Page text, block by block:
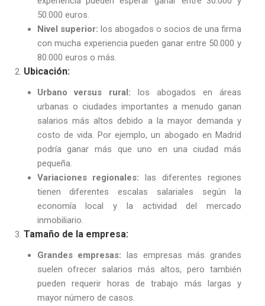
50.000 euros.
Nivel superior: los abogados o socios de una firma
con mucha experiencia pueden ganar entre 50.000 y
80.000 euros o más.
Ubicación:
Urbano versus rural: los abogados en áreas
urbanas o ciudades importantes a menudo ganan
salarios más altos debido a la mayor demanda y
costo de vida. Por ejemplo, un abogado en Madrid
podría ganar más que uno en una ciudad más
pequeña.
Variaciones regionales: las diferentes regiones
tienen diferentes escalas salariales según la
economía local y la actividad del mercado
inmobiliario.
Tamaño de la empresa:
Grandes empresas: las empresas más grandes
suelen ofrecer salarios más altos, pero también
pueden requerir horas de trabajo más largas y
mayor número de casos.